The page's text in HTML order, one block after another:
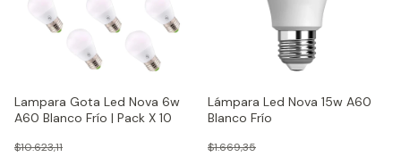
Lampara Gota Led Nova 6w
A60 Blanco Frío | Pack X 10
$10.623,11
Lámpara Led Nova 15w A60
Blanco Frío
$1.669,35